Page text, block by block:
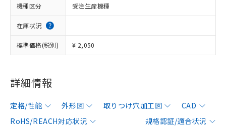
機種区分 受注生産機種
在庫状況
標準価格(税別) ¥ 2,050
詳細情報
定格/性能 外形図 取りつけ穴加工図
CAD
RoHS/REACH対応状況
規格認証/適合状況